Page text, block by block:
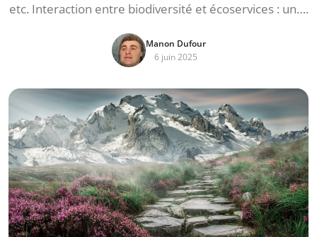
etc. Interaction entre biodiversité et écoservices : un….
Manon Dufour
6 juin 2025